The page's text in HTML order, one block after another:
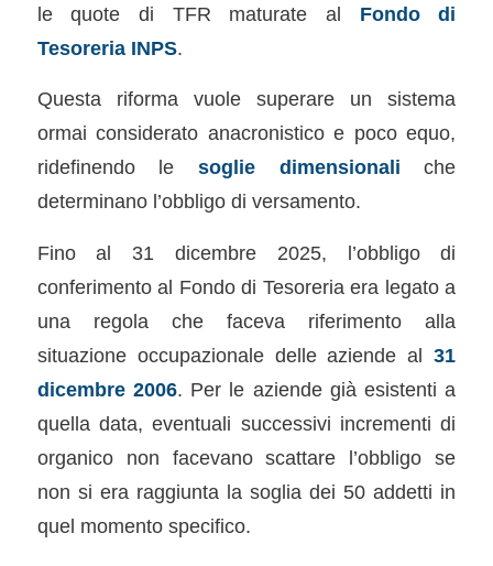
le quote di TFR maturate al Fondo di
Tesoreria INPS.
Questa riforma vuole superare un sistema
ormai considerato anacronistico e poco equo,
ridefinendo le soglie dimensionali che
determinano l’obbligo di versamento.
Fino al 31 dicembre 2025, l’obbligo di
conferimento al Fondo di Tesoreria era legato a
una regola che faceva riferimento alla
situazione occupazionale delle aziende al31
dicembre 2006. Per le aziende già esistenti a
quella data, eventuali successivi incrementi di
organico non facevano scattare l’obbligo se
non si era raggiunta la soglia dei 50 addetti in
quel momento specifico.